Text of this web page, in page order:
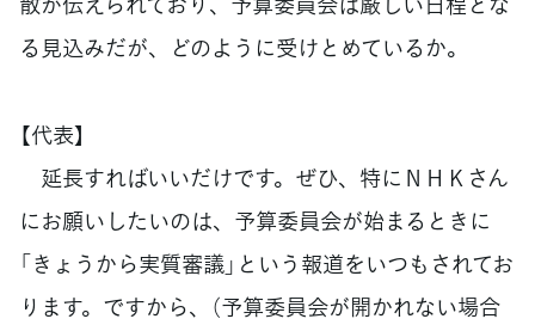
る見込みだが、どのように受けとめているか。
【代表】
延長すればいいだけです。ぜひ、特にＮＨＫさん
にお願いしたいのは、予算委員会が始まるときに
「きょうから実質審議」という報道をいつもされてお
ります。ですから、（予算委員会が開かれない場合